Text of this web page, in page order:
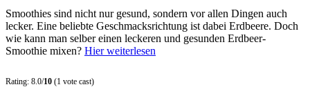
Smoothies sind nicht nur gesund, sondern vor allen Dingen auch
lecker. Eine beliebte Geschmacksrichtung ist dabei Erdbeere. Doch
wie kann man selber einen leckeren und gesunden Erdbeer-
Smoothie mixen? Hier weiterlesen
Rating: 8.0/10 (1 vote cast)